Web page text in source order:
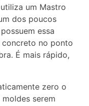
um Mastro
dos poucos
essa
concreto no ponto
É mais rápido,
zero o
serem